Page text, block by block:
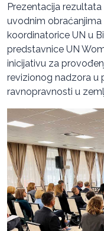
Prezentacija
uvodnim obraćanjima
koordinatorice UN u
predstavnice UN
inicijativu za
revizionog nadzora u
ravnopravnosti u